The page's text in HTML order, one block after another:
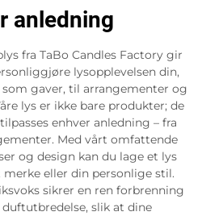
anledning
fra TaBo Candles Factory gir
lysopplevelsen din,
gaver, til arrangementer og
lys er ikke bare produkter; de
enhver anledning – fra
Med vårt omfattende
og design kan du lage et lys
eller din personlige stil.
sikrer en ren forbrenning
slik at dine